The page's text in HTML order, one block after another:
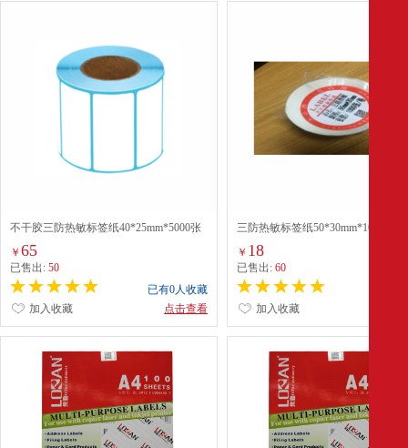
不干胶三防热敏标签纸40*25mm*5000张
￥ 65
已售出: 50
已有0人收藏
点击查看
加入收藏
三防热敏标签纸50*30mm*1000张
￥ 18
已售出:60
加入收藏